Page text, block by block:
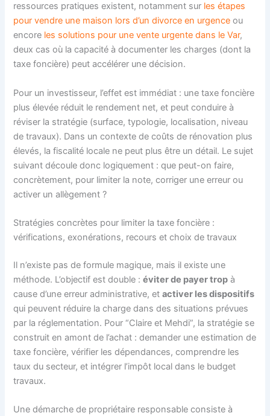
ressources pratiques existent, notamment sur les étapes
pour vendre une maison lors d’un divorce en urgence ou
encore les solutions pour une vente urgente dans le Var,
deux cas où la capacité à documenter les charges (dont la
taxe foncière) peut accélérer une décision.
Pour un investisseur, l’effet est immédiat : une taxe foncière
plus élevée réduit le rendement net, et peut conduire à
réviser la stratégie (surface, typologie, localisation, niveau
de travaux). Dans un contexte de coûts de rénovation plus
élevés, la fiscalité locale ne peut plus être un détail. Le sujet
suivant découle donc logiquement : que peut-on faire,
concrètement, pour limiter la note, corriger une erreur ou
activer un allègement ?
Stratégies concrètes pour limiter la taxe foncière :
vérifications, exonérations, recours et choix de travaux
Il n’existe pas de formule magique, mais il existe une
méthode. L’objectif est double :éviter de payer trop à
cause d’une erreur administrative, etactiver les dispositifs
qui peuvent réduire la charge dans des situations prévues
par la réglementation. Pour “Claire et Mehdi”, la stratégie se
construit en amont de l’achat : demander une estimation de
taxe foncière, vérifier les dépendances, comprendre les
taux du secteur, et intégrer l’impôt local dans le budget
travaux.
Une démarche de propriétaire responsable consiste à